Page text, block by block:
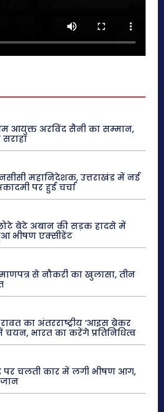
आयुक्त अरविंद सैनी का सम्मान,
महानिदेशक, उत्तराखंड में नई
पर हुई चर्चा
बेटे अबान की सड़क हादसे में
भीषण एक्सीडेंट
से नौकरी का खुलासा, तीन
का अंतरराष्ट्रीय ‘आइस ब्रेकर
भारत का करेंगे प्रतिनिधित्व
पर चलती कार में लगी भीषण आग,